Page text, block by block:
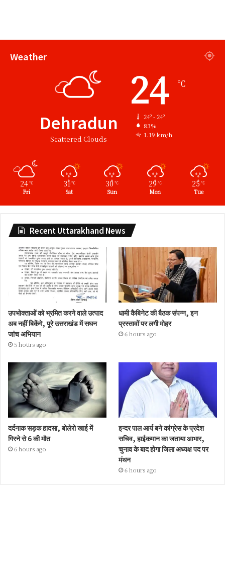
Weather
Dehradun
Scattered Clouds
24 ℃
24º - 24º
83%
1.19 km/h
24 ℃
Fri
31 ℃
Sat
30 ℃
Sun
29 ℃
Mon
25 ℃
Tue
Recent Uttarakhand News
उपभोक्ताओं को भ्रमित करने वाले उत्पाद
अब नहीं बिकेंगे, पूरे उत्तराखंड में सघन
जांच अभियान
5 hours ago
धामी कैबिनेट की बैठक संपन्न, इन
प्रस्तावों पर लगी मोहर
6 hours ago
दर्दनाक सड़क हादसा, बोलेरो खाई में
गिरने से 6 की मौत
6 hours ago
इन्दर पाल आर्य बने कांग्रेस के प्रदेश
सचिव, हाईकमान का जताया आभार,
चुनाव के बाद होगा जिला अध्यक्ष पद पर
मंथन
6 hours ago